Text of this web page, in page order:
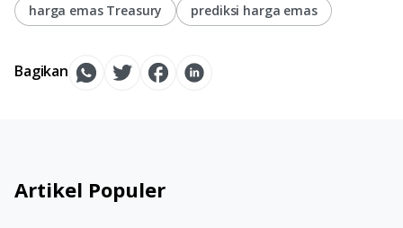
harga emas Treasury
prediksi harga emas
Bagikan
Artikel Populer